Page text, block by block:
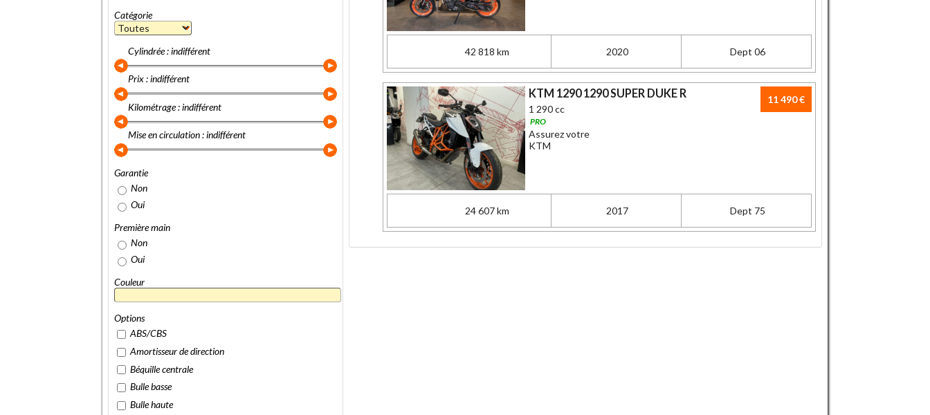
Catégorie
Cylindrée : indifférent
Prix : indifférent
Kilométrage : indifférent
Mise en circulation : indifférent
Garantie
Non
Oui
Première main
Non
Oui
Couleur
Options
ABS/CBS
Amortisseur de direction
Béquille centrale
Bulle basse
Bulle haute
42 818 km 2020 Dept 06
11 490 €
KTM 1290 1290 SUPER DUKE R
1 290 cc
PRO
Assurez votre
KTM
24 607 km 2017 Dept 75